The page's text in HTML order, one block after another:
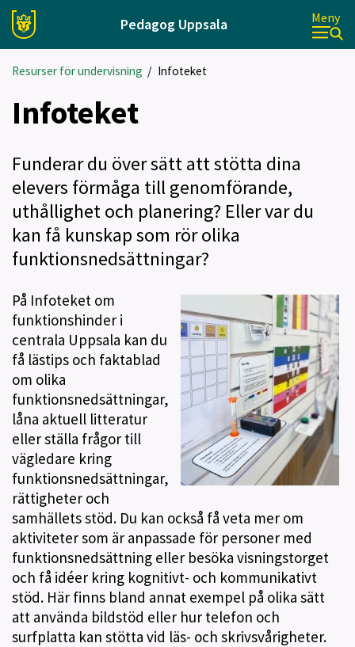
Pedagog Uppsala Meny
Resurser för undervisning / Infoteket
Infoteket
Funderar du över sätt att stötta dina
elevers förmåga till genomförande,
uthållighet och planering? Eller var du
kan få kunskap som rör olika
funktionsnedsättningar?
På Infoteket om
funktionshinder i
centrala Uppsala kan du
få lästips och faktablad
om olika
funktionsnedsättningar,
låna aktuell litteratur
eller ställa frågor till
vägledare kring
funktionsnedsättningar,
rättigheter och
samhällets stöd. Du kan också få veta mer om
aktiviteter som är anpassade för personer med
funktionsnedsättning eller besöka visningstorget
och få idéer kring kognitivt- och kommunikativt
stöd. Här finns bland annat exempel på olika sätt
att använda bildstöd eller hur telefon och
surfplatta kan stötta vid läs- och skrivsvårigheter.